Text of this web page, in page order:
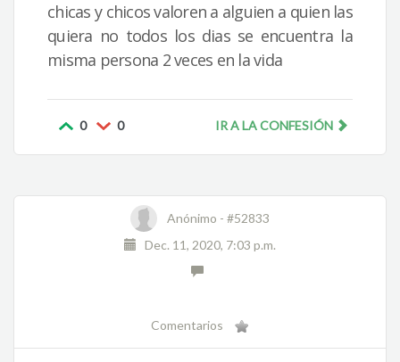
chicas y chicos valoren a alguien a quien las
quiera no todos los dias se encuentra la
misma persona 2 veces en la vida
0 0 IR A LA CONFESIÓN
Anónimo - #52833
Dec. 11, 2020, 7:03 p.m.
Comentarios